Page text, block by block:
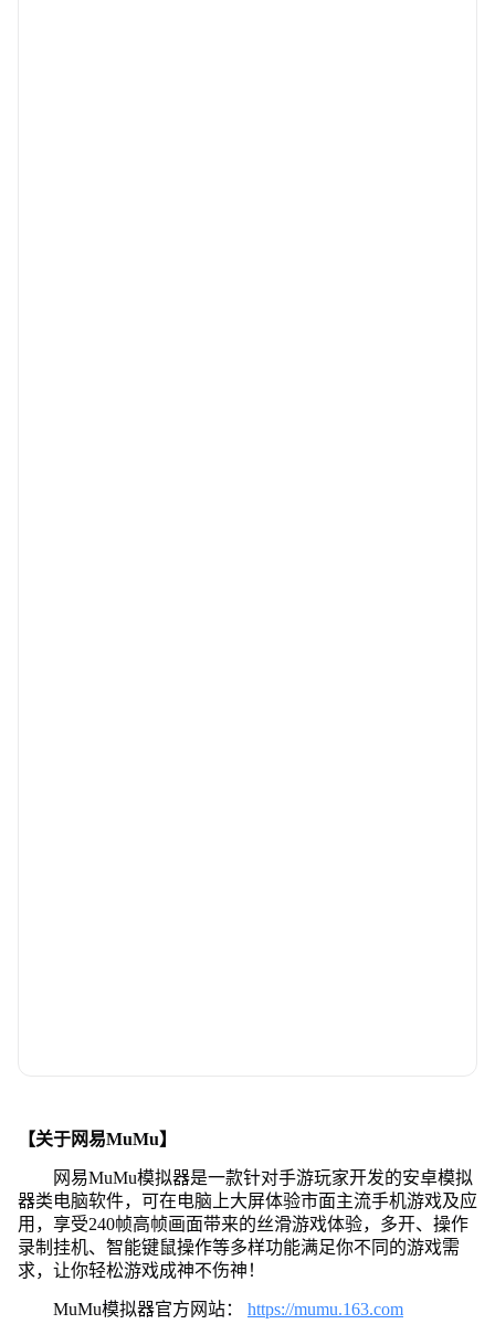
【关于网易MuMu】
网易MuMu模拟器是一款针对手游玩家开发的安卓模拟
器类电脑软件，可在电脑上大屏体验市面主流手机游戏及应
用，享受240帧高帧画面带来的丝滑游戏体验，多开、操作
录制挂机、智能键鼠操作等多样功能满足你不同的游戏需
求，让你轻松游戏成神不伤神！
MuMu模拟器官方网站： https://mumu.163.com